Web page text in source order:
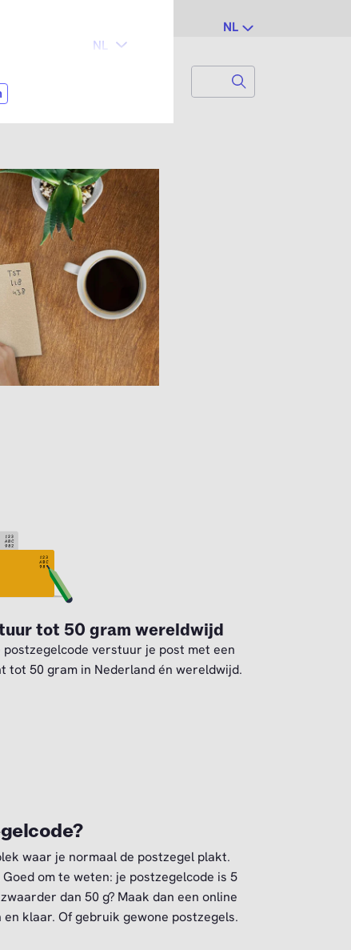
NL
Zoek naar...
tot 50 gram wereldwijd
postzegelcode verstuur je post met een
tot 50 gram in Nederland én wereldwijd.
waar je normaal de postzegel plakt.
om te weten: je postzegelcode is 5
dan 50 g? Maak dan een online
klaar. Of gebruik gewone postzegels.